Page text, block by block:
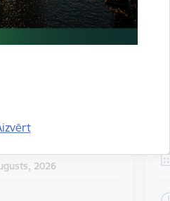
jaunumi
2026